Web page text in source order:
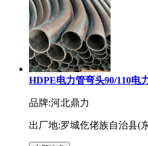
HDPE电力管弯头90/110电
品牌:河北鼎力
出厂地:罗城仡佬族自治县(